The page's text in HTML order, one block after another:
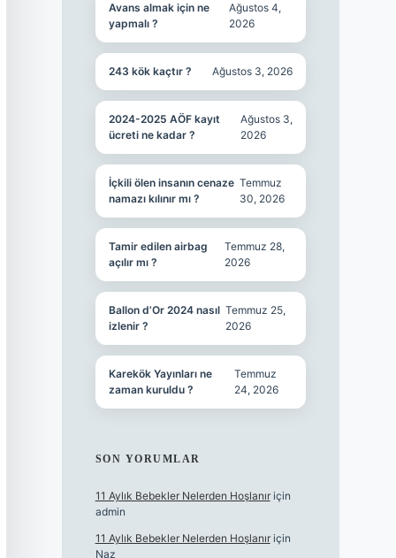
Avans almak için ne
yapmalı ?
Ağustos 4,
2026
243 kök kaçtır ? Ağustos 3, 2026
2024-2025 AÖF kayıt
ücreti ne kadar ?
Ağustos 3,
2026
İçkili ölen insanın cenaze
namazı kılınır mı ?
Temmuz
30, 2026
Tamir edilen airbag
açılır mı ?
Temmuz 28,
2026
Ballon d’Or 2024 nasıl
izlenir ?
Temmuz 25,
2026
Karekök Yayınları ne
zaman kuruldu ?
Temmuz
24, 2026
SON YORUMLAR
11 Aylık Bebekler Nelerden Hoşlanıriçin
admin
11 Aylık Bebekler Nelerden Hoşlanıriçin
Naz